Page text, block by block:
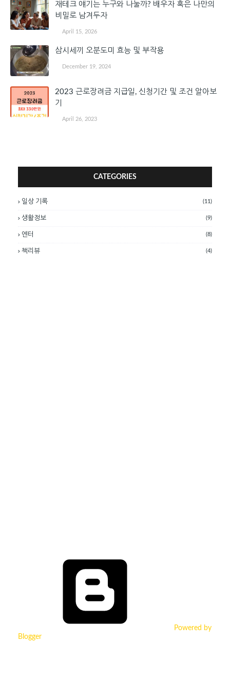
재테크 얘기는 누구와 나눌까? 배우자 혹은 나만의
비밀로 남겨두자
April 15, 2026
삼시세끼 오분도미 효능 및 부작용
December 19, 2024
2023 근로장려금 지급일, 신청기간 및 조건 알아보
기
April 26, 2023
CATEGORIES
일상 기록 (11)
생활정보 (9)
엔터 (8)
책리뷰 (4)
Powered by
Blogger